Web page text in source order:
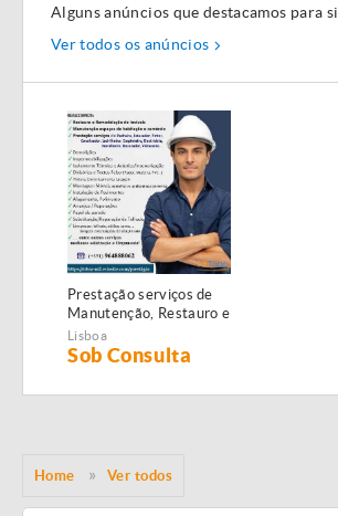
Alguns anúncios que destacamos para si.
Ver todos os anúncios
Prestação serviços de
Manutenção, Restauro e
Remodelação de
imóveis!
Lisboa
Sob Consulta
Home Ver todos